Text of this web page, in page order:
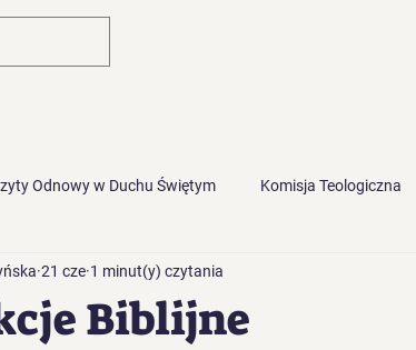
Odnowy w Duchu Świętym Komisja Teologiczna
Biblijne
21 cze 1 minut(y) czytania